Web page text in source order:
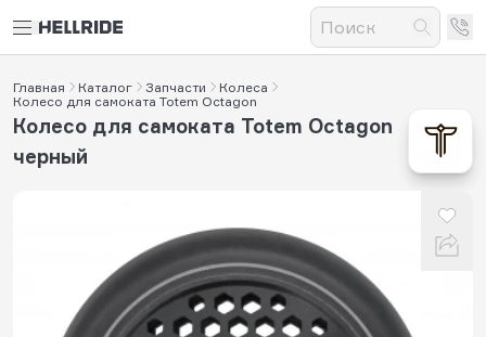
Главная Каталог Запчасти
Колеса
Колесо для самоката Totem Octagon
Колесо для самоката Totem Octagon
черный